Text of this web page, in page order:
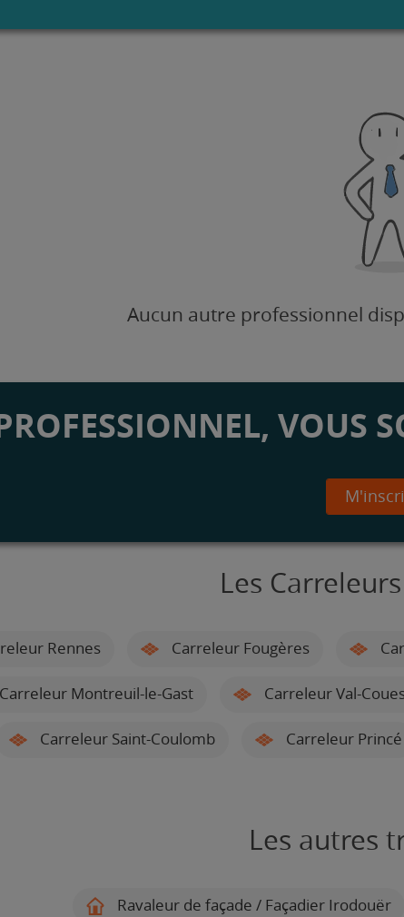
Aucun autre professionnel
VOUS
Les
Rennes Carreleur Fougères
Carreleur Montreuil-le-Gast Carreleur Val-
Carreleur Saint-Coulomb Carreleur Princé
Les autres
Ravaleur de façade / Façadier Irodouër